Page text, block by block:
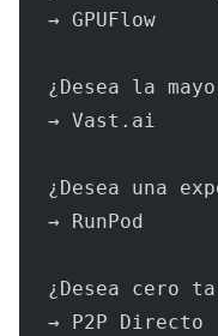
→ GPUFlow
¿Desea la
→ Vast.ai
¿Desea una
→ RunPod
¿Desea cero
→ P2P Directo